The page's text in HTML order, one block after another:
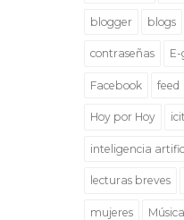
blogger blogs
contraseñas
Facebook feed
Hoy por Hoy
inteligencia
lecturas breves
mujeres Música